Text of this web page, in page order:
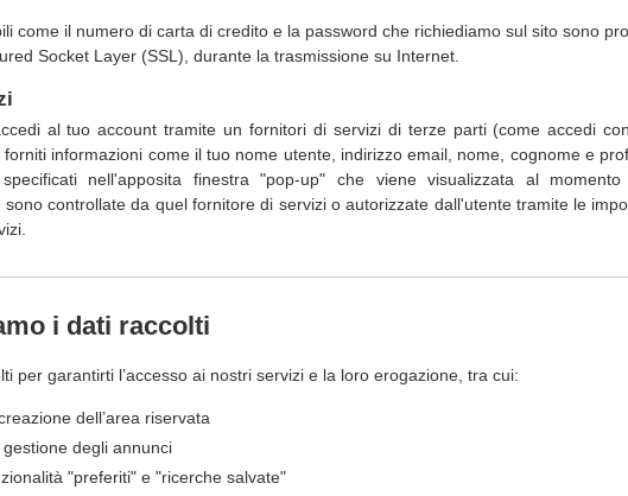
come il numero di carta di credito e la password che richiediamo sul sito sono
Socket Layer (SSL), durante la trasmissione su Internet.
al tuo account tramite un fornitori di servizi di terze parti (come accedi
informazioni come il tuo nome utente, indirizzo email, nome, cognome e
nell'apposita finestra "pop-up" che viene visualizzata al
controllate da quel fornitore di servizi o autorizzate dall'utente tramite le
i dati raccolti
per garantirti l’accesso ai nostri servizi e la loro erogazione, tra cui:
dell’area riservata
degli annunci
"preferiti" e "ricerche salvate"